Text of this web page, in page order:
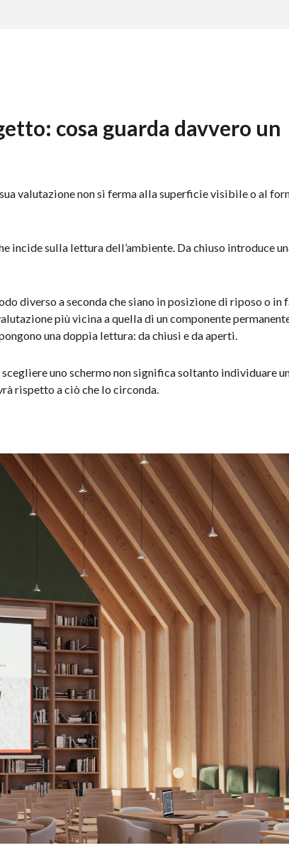
cosa guarda davvero un
valutazione non si ferma alla superficie visibile o al
sulla lettura dell’ambiente. Da chiuso introduce
diverso a seconda che siano in posizione di riposo o in
più vicina a quella di un componente
una doppia lettura: da chiusi e da aperti.
uno schermo non significa soltanto individuare
rispetto a ciò che lo circonda.